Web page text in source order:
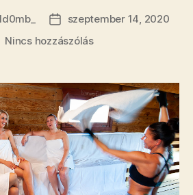
szeptember 14, 2020
Nincs hozzászólás